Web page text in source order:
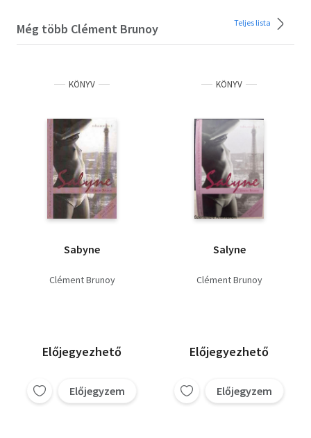
Még több Clément Brunoy Teljes lista
KÖNYV
Sabyne
Clément Brunoy
Előjegyezhető
Előjegyzem
KÖNYV
Salyne
Clément Brunoy
Előjegyezhető
Előjegyzem